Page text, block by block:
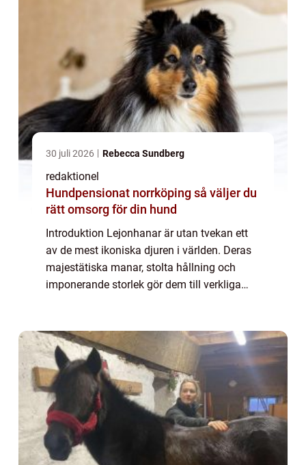
30 juli 2026 Rebecca Sundberg
redaktionel
Hundpensionat norrköping så väljer du
rätt omsorg för din hund
Introduktion Lejonhanar är utan tvekan ett
av de mest ikoniska djuren i världen. Deras
majestätiska manar, stolta hållning och
imponerande storlek gör dem till verkliga